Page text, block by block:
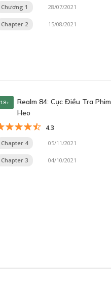
Chương 1 28/07/2021
Chapter 2 15/08/2021
18+
Realm 84: Cục Điều Tra Phim
Heo
4.3
Chapter 4 05/11/2021
Chapter 3 04/10/2021